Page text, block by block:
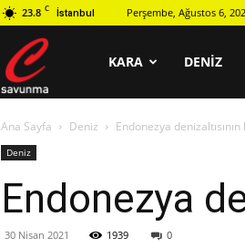
23.8 C İstanbul Perşembe, Ağustos 6,
savunma
KARA DENIZ
Ana Sayfa Deniz Endonezya
Deniz
Endonezya
30 Nisan 2021 1939 0